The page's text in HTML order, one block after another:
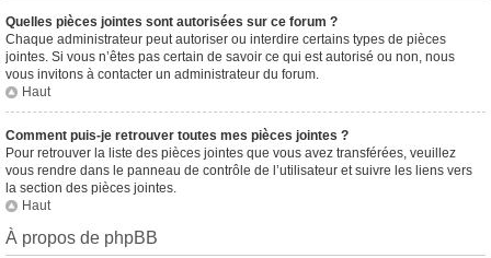
Quelles pièces jointes sont autorisées sur ce forum ?
Chaque administrateur peut autoriser ou interdire certains types de pièces
jointes. Si vous n’êtes pas certain de savoir ce qui est autorisé ou non, nous
vous invitons à contacter un administrateur du forum.
Haut
Comment puis-je retrouver toutes mes pièces jointes ?
Pour retrouver la liste des pièces jointes que vous avez transférées, veuillez
vous rendre dans le panneau de contrôle de l’utilisateur et suivre les liens vers
la section des pièces jointes.
Haut
À propos de phpBB